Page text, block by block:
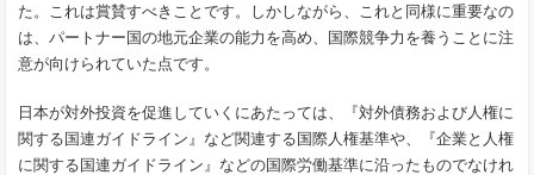
た。これは賞賛すべきことです。しかしながら、これと同様に重要なの
は、パートナー国の地元企業の能力を高め、国際競争力を養うことに注
意が向けられていた点です。
日本が対外投資を促進していくにあたっては、『対外債務および人権に
関する国連ガイドライン』など関連する国際人権基準や、『企業と人権
に関する国連ガイドライン』などの国際労働基準に沿ったものでなけれ